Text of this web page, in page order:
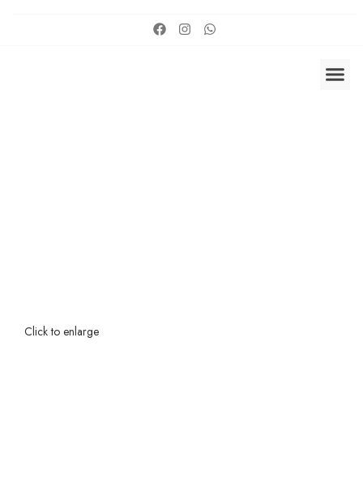
Click to enlarge